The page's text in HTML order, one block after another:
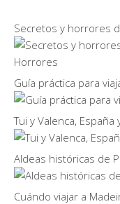
Secretos y horrores
Guía práctica para
Tui y Valenca, España
Aldeas históricas de
Cuándo viajar a